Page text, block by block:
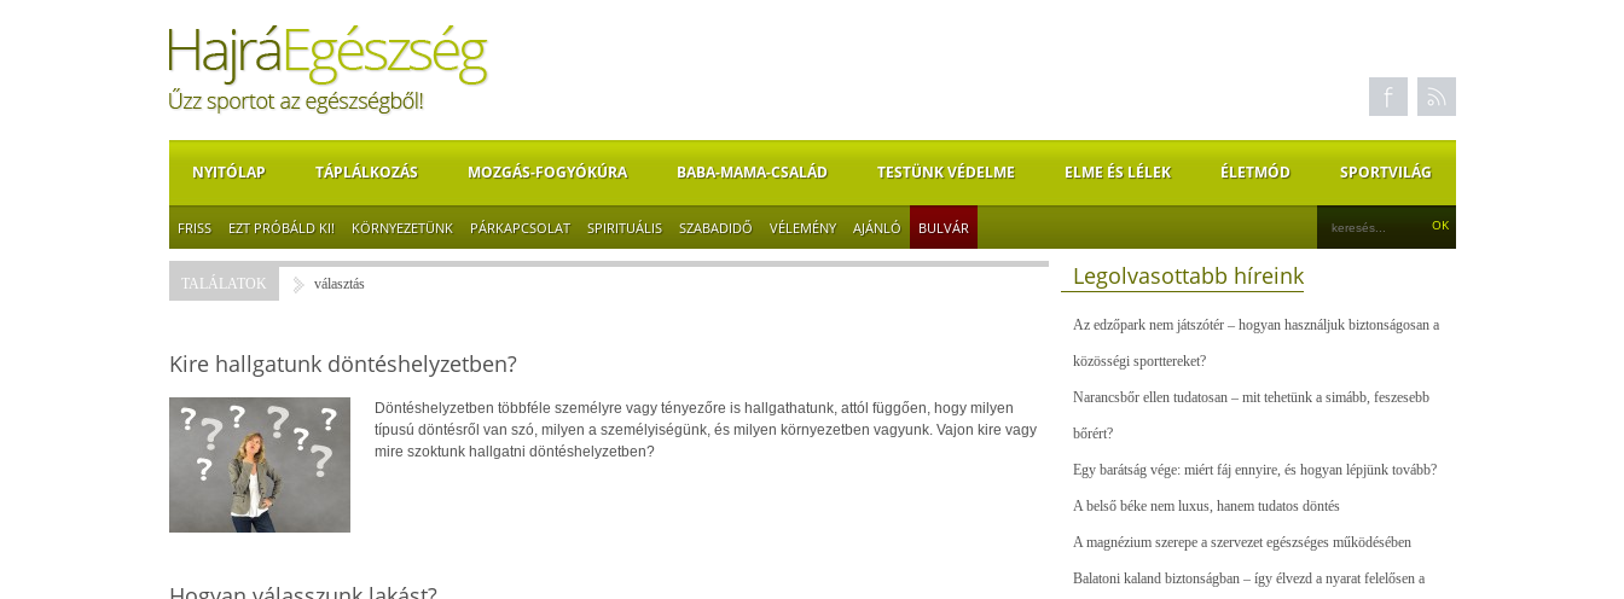
NYITÓLAP TÁPLÁLKOZÁS MOZGÁS-FOGYÓKÚRA BABA-MAMA-CSALÁD TESTÜNK VÉDELME ELME ÉS LÉLEK ÉLETMÓD SPORTVILÁG
FRISS EZT PRÓBÁLD KI! KÖRNYEZETÜNK PÁRKAPCSOLAT SPIRITUÁLIS SZABADIDŐ VÉLEMÉNY AJÁNLÓ BULVÁR
TALÁLATOK választás
Kire hallgatunk döntéshelyzetben?
Döntéshelyzetben többféle személyre vagy tényezőre is hallgathatunk, attól függően, hogy milyen
típusú döntésről van szó, milyen a személyiségünk, és milyen környezetben vagyunk. Vajon kire vagy
mire szoktunk hallgatni döntéshelyzetben?
Legolvasottabb híreink
Az edzőpark nem játszótér – hogyan használjuk biztonságosan a
közösségi sporttereket?
Narancsbőr ellen tudatosan – mit tehetünk a simább, feszesebb
bőrért?
Egy barátság vége: miért fáj ennyire, és hogyan lépjünk tovább?
A belső béke nem luxus, hanem tudatos döntés
A magnézium szerepe a szervezet egészséges működésében
Balatoni kaland biztonságban – így élvezd a nyarat felelősen a